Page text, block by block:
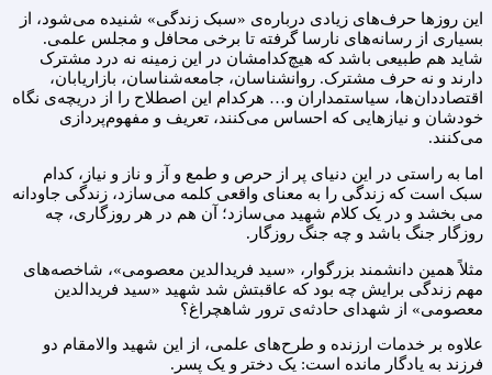
این روزها حرف‌های زیادی درباره‌ی «سبک زندگی» شنیده می‌شود، از
بسیاری از رسانه‌های نارسا گرفته تا برخی محافل و مجلس علمی.
شاید هم طبیعی باشد که هیچ‌کدامشان در این زمینه نه درد مشترک
دارند و نه حرف مشترک. روانشناسان، جامعه‌شناسان، بازاریابان،
اقتصاددان‌ها، سیاستمداران و… هرکدام این اصطلاح را از دریچه‌ی نگاه
خودشان و نیازهایی که احساس می‌کنند، تعریف و مفهوم‌پردازی
می‌کنند.
اما به راستی در این دنیای پر از حرص و طمع و آز و ناز و نیاز، کدام
سبک است که زندگی را به معنای واقعی کلمه می‌سازد، زندگی جاودانه
می‌ بخشد و در یک کلام شهید می‌سازد؛ آن هم در هر روزگاری، چه
روزگار جنگ باشد و چه جنگ روزگار.
مثلاً همین دانشمند بزرگوار، «سید فریدالدین معصومی»، شاخصه‌های
مهم زندگی برایش چه بود که عاقبتش شد شهید «سید فریدالدین
معصومی» از شهدای حادثه‌ی ترور شاهچراغ؟
علاوه بر خدمات ارزنده و طرح‌های علمی، از این شهید والامقام دو
فرزند به یادگار مانده است: یک دختر و یک پسر.